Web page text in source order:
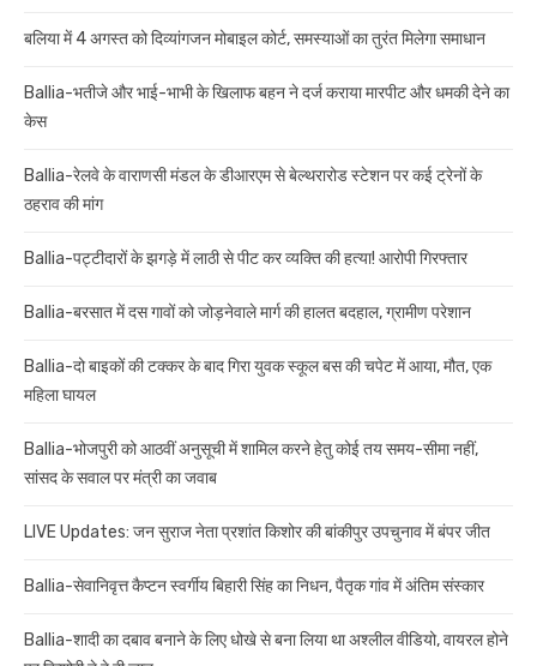
बलिया में 4 अगस्त को दिव्यांगजन मोबाइल कोर्ट, समस्याओं का तुरंत मिलेगा समाधान
Ballia-भतीजे और भाई-भाभी के खिलाफ बहन ने दर्ज कराया मारपीट और धमकी देने का
केस
Ballia-रेलवे के वाराणसी मंडल के डीआरएम से बेल्थरारोड स्टेशन पर कई ट्रेनों के
ठहराव की मांग
Ballia-पट्टीदारों के झगड़े में लाठी से पीट कर व्यक्ति की हत्या! आरोपी गिरफ्तार
Ballia-बरसात में दस गावों को जोड़नेवाले मार्ग की हालत बदहाल, ग्रामीण परेशान
Ballia-दो बाइकों की टक्कर के बाद गिरा युवक स्कूल बस की चपेट में आया, मौत, एक
महिला घायल
Ballia-भोजपुरी को आठवीं अनुसूची में शामिल करने हेतु कोई तय समय-सीमा नहीं,
सांसद के सवाल पर मंत्री का जवाब
LIVE Updates: जन सुराज नेता प्रशांत किशोर की बांकीपुर उपचुनाव में बंपर जीत
Ballia-सेवानिवृत्त कैप्टन स्वर्गीय बिहारी सिंह का निधन, पैतृक गांव में अंतिम संस्कार
Ballia-शादी का दबाव बनाने के लिए धोखे से बना लिया था अश्लील वीडियो, वायरल होने